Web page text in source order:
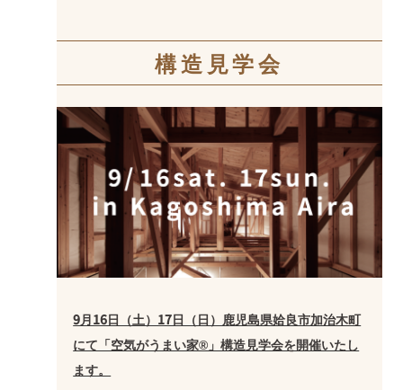
構造見学会
9月16日（土）17日（日）鹿児島県姶良市加治木町
にて「空気がうまい家®」構造見学会を開催いたし
ます。